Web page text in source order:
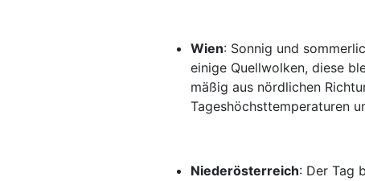
Wien: Sonnig und
einige Quellwolken, diese
mäßig aus nördlichen
Tageshöchsttemperaturen
Niederösterreich: Der Tag